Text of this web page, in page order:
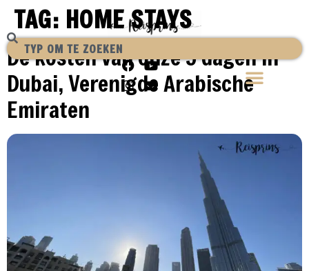
TAG: HOME STAYS
De kosten van onze 5 dagen in
Dubai, Verenigde Arabische
Emiraten